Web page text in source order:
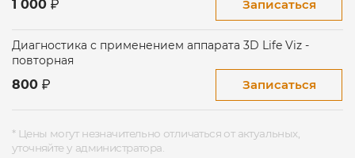
1 000 Записаться
Диагностика с применением аппарата 3D Life Viz -
повторная
800 Записаться
* Цены могут незначительно отличаться от актуальных,
уточняйте у администратора.